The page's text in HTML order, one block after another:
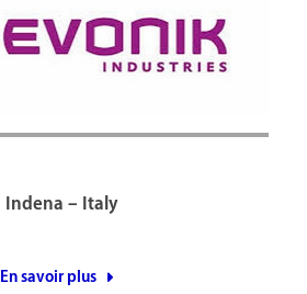
Indena – Italy
En savoir plus